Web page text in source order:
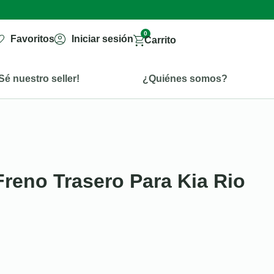
Favoritos Iniciar sesión
0
Carrito
nuestro seller! ¿Quiénes somos?
Trasero Para Kia Rio